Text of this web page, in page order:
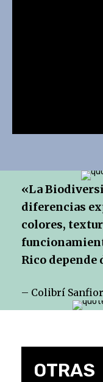
«La
diferencias
colores,
Rico depende
– Colibrí
OTRAS